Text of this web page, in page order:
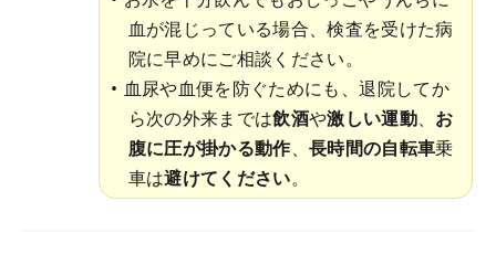
血が混じっている場合、検査を受けた病
院に早めにご相談ください。
血尿や血便を防ぐためにも、退院してか
ら次の外来までは飲酒や激しい運動、 お
腹に圧が掛かる動作、長時間の自転車乗
車は避けてください。